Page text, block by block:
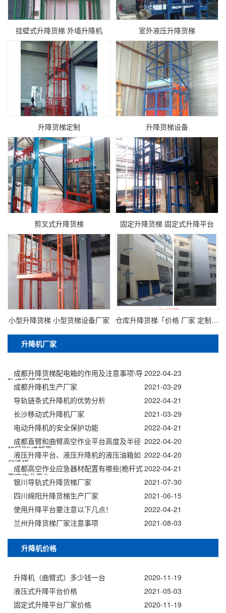
挂壁式升降货梯 外墙升降机 室外液压升降货梯
升降货梯定制 升降货梯设备
剪叉式升降货梯 固定升降货梯 固定式升降平台
小型升降货梯 小型货梯设备厂家 仓库升降货梯「价格 厂家 定制 多少钱」
升降机厂家
2022-04-23
成都升降货梯配电箱的作用及注意事项\导
轨式升降货梯
2021-03-29
成都升降机生产厂家
2022-04-21
导轨链条式升降机的优势分析
2021-03-29
长沙移动式升降机厂家
2022-04-21
电动升降机的安全保护功能
2022-04-20
成都直臂和曲臂高空作业平台高度及半径
的区别|成都高
2022-04-20
液压升降平台、液压升降机的液压油箱如
何选择
2022-04-21
成都高空作业应急器材配置有哪些|桅杆式
高空作业平台
2021-07-30
银川导轨式升降货梯厂家
2021-06-15
四川绵阳升降货梯生产厂家
2022-04-21
使用升降平台要注意以下几点！
2021-08-03
兰州升降货梯厂家注意事项
升降机价格
2020-11-19
升降机（曲臂式）多少钱一台
2021-05-03
液压式升降平台价格
2020-11-19
固定式升降平台厂家价格